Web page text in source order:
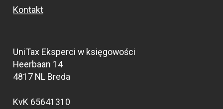
Kontakt
UniTax Eksperci w księgowości
Heerbaan 14
4817 NL Breda
KvK 65641310